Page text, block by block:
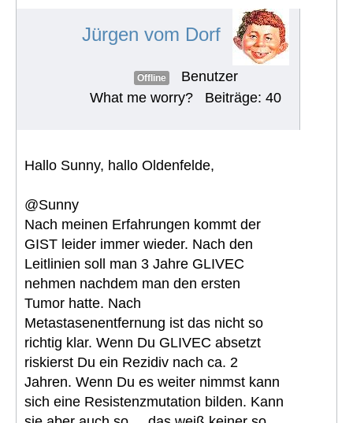
Jürgen vom Dorf
Offline
Benutzer
What me worry?
Beiträge: 40
Hallo Sunny, hallo Oldenfelde,
@Sunny
Nach meinen Erfahrungen kommt der
GIST leider immer wieder. Nach den
Leitlinien soll man 3 Jahre GLIVEC
nehmen nachdem man den ersten
Tumor hatte. Nach
Metastasenentfernung ist das nicht so
richtig klar. Wenn Du GLIVEC absetzt
riskierst Du ein Rezidiv nach ca. 2
Jahren. Wenn Du es weiter nimmst kann
sich eine Resistenzmutation bilden. Kann